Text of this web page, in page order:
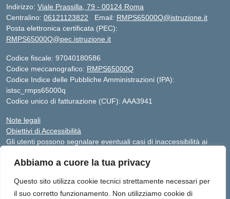
Abbiamo a cuore la tua privacy
Questo sito utilizza cookie tecnici strettamente necessari per
il suo corretto funzionamento. Non utilizziamo cookie di
Indirizzo: Viale Prassilla, 79 - 00124 Roma
Centralino: 06121123822 Email: RMPS65000Q@istruzione.it
Posta elettronica certificata (PEC):
RMPS65000Q@pec.istruzione.it
Codice fiscale: 97040180586
Codice meccanografico: RMPS65000Q
Codice Indice delle Pubbliche Amministrazioni (IPA):
istsc_rmps65000q
Codice unico di fatturazione (CUF): AAA3941
Note legali
Obiettivi di Accessibilità
Gli utenti possono segnalare eventuali casi di inaccessibilità ai
scrivendo al seguente indirizzo di posta elettronica:
Sito realizzato da Avaservice